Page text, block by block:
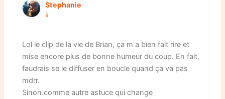
Stephanie
à
Lol le clip de la vie de Brian, ça m a bien fait rire et
mise encore plus de bonne humeur du coup. En fait,
faudrais se le diffuser en boucle quand ça va pas
mdrr.
Sinon.comme autre astuce qui change